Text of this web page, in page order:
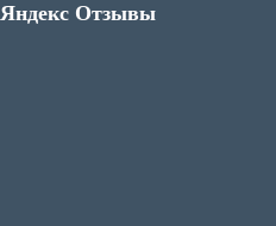
Яндекс Отзывы